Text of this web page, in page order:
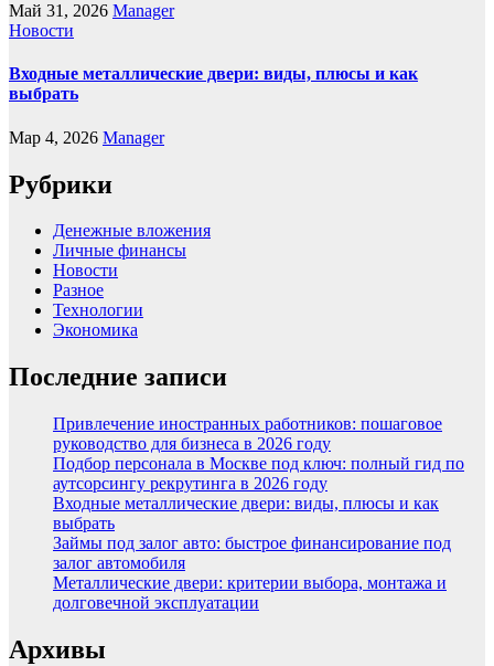
Май 31, 2026 Manager
Новости
Входные металлические двери: виды, плюсы и как
выбрать
Мар 4, 2026 Manager
Рубрики
Денежные вложения
Личные финансы
Новости
Разное
Технологии
Экономика
Последние записи
Привлечение иностранных работников: пошаговое
руководство для бизнеса в 2026 году
Подбор персонала в Москве под ключ: полный гид по
аутсорсингу рекрутинга в 2026 году
Входные металлические двери: виды, плюсы и как
выбрать
Займы под залог авто: быстрое финансирование под
залог автомобиля
Металлические двери: критерии выбора, монтажа и
долговечной эксплуатации
Архивы